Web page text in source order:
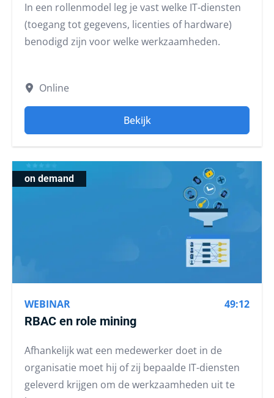
In een rollenmodel leg je vast welke IT-diensten
(toegang tot gegevens, licenties of hardware)
benodigd zijn voor welke werkzaamheden.
Online
Bekijk
on demand
WEBINAR 49:12
RBAC en role mining
Afhankelijk wat een medewerker doet in de
organisatie moet hij of zij bepaalde IT-diensten
geleverd krijgen om de werkzaamheden uit te